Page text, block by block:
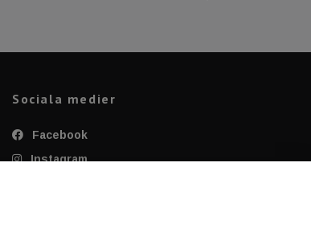
Sociala medier
Facebook
Instagram